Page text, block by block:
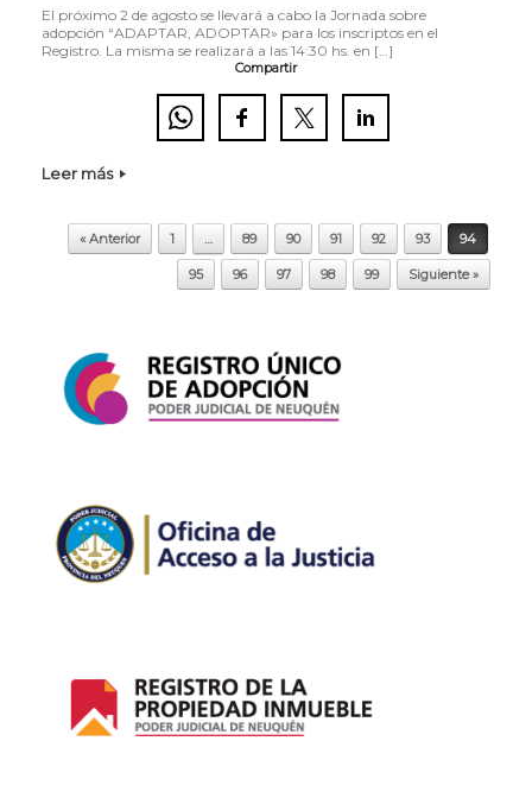
El próximo 2 de agosto se llevará a cabo la Jornada sobre
adopción “ADAPTAR, ADOPTAR» para los inscriptos en el
Registro. La misma se realizará a las 14:30 hs. en […]
Compartir
Leer más
Navegador de artículos
« Anterior 1 … 89 90 91 92 93 94
95 96 97 98 99 Siguiente »